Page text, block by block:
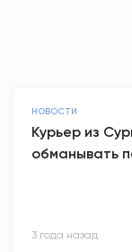
НОВОСТИ
Курьер из
обманывать
3 года назад